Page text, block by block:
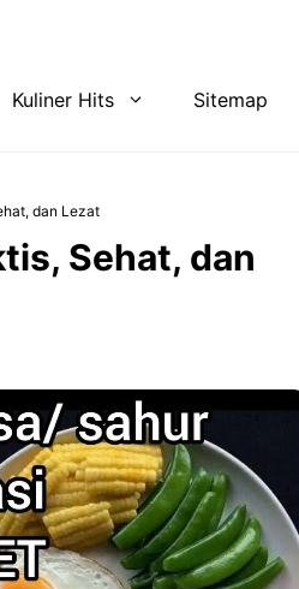
Kuliner Hits Sitemap
dan Lezat
Sehat, dan